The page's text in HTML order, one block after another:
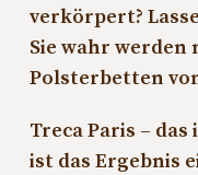
verkörpert?
Sie wahr
Polsterbetten
Treca Paris –
ist das Ergebnis